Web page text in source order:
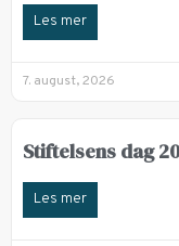
Les mer
7. august, 2026
Stiftelsens dag
Les mer